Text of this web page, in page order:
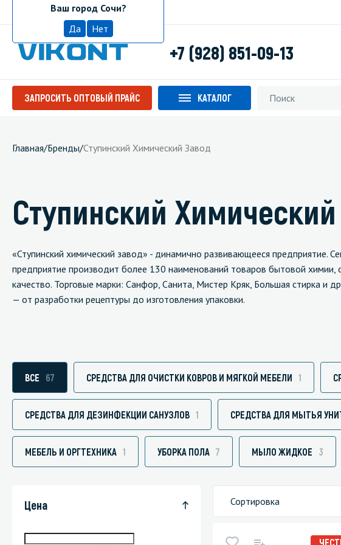
Ваш город Сочи?
Да
Нет
+7 (928) 851-09-13
ЗАПРОСИТЬ ОПТОВЫЙ ПРАЙС КАТАЛОГ
Дегризер
Защитные составы, воски,
стрипперы
Средства для очистки
Средства для очистки
поверхностей
Средства для удаления
пятноудалители
Главная/Бренды/Ступинский Химический Завод
Ступинский
«Ступинский химический завод» - динамично развивающееся предприятие.
предприятие производит более 130 наименований товаров бытовой
качество. Торговые марки: Санфор, Санита, Мистер Кряк, Большая стирка и
— от разработки рецептуры до изготовления упаковки.
ВСЕ 67 СРЕДСТВА ДЛЯ ОЧИСТКИ КОВРОВ И МЯГКОЙ МЕБЕЛИ 1
СРЕДСТВА ДЛЯ ДЕЗИНФЕКЦИИ САНУЗЛОВ 1 СРЕДСТВА ДЛЯ МЫТЬЯ
МЕБЕЛЬ И ОРГТЕХНИКА 1 УБОРКА ПОЛА 7 МЫЛО ЖИДКОЕ 3
Цена Сортировка